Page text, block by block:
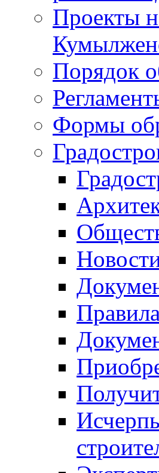
Проекты
Порядок
Формы